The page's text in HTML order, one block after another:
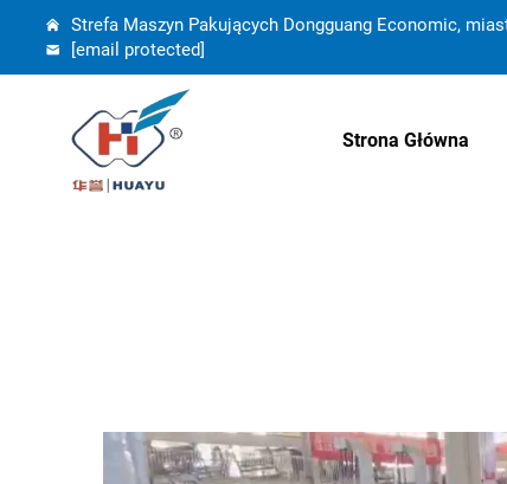
Strefa Maszyn Pakujących Dongguang Economic,
[email protected]
Strona Główna